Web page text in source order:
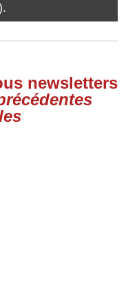
newsletters